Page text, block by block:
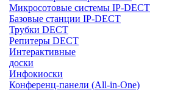
Микросотовые системы IP-DECT
Базовые станции IP-DECT
Трубки DECT
Репитеры DECT
Интерактивные
доски
Инфокиоски
Конференц-панели (All-in-One)